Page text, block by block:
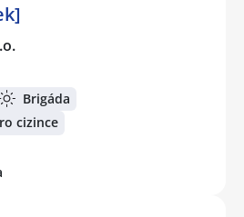
Brigáda
cizince